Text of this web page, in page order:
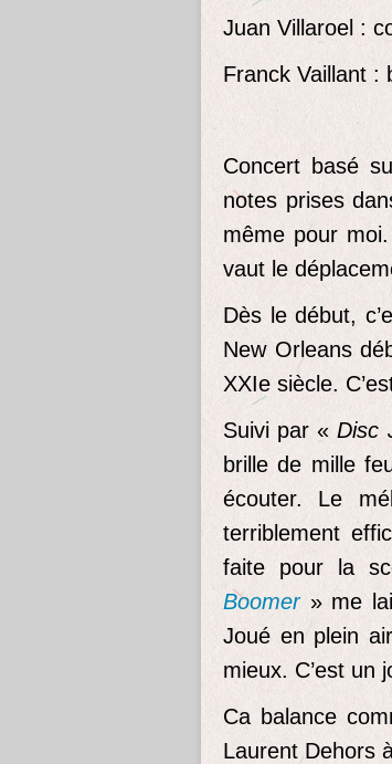
Juan Villaroel :
Franck Vaillant :
Concert basé
notes prises
même pour
vaut le
Dès le début,
New Orleans
XXIe siècle.
Suivi par «Disc
brille de mille
écouter. Le
terriblement
faite pour la
Boomer» me
Joué en plein
mieux. C’est un
Ca balance
Laurent Dehors